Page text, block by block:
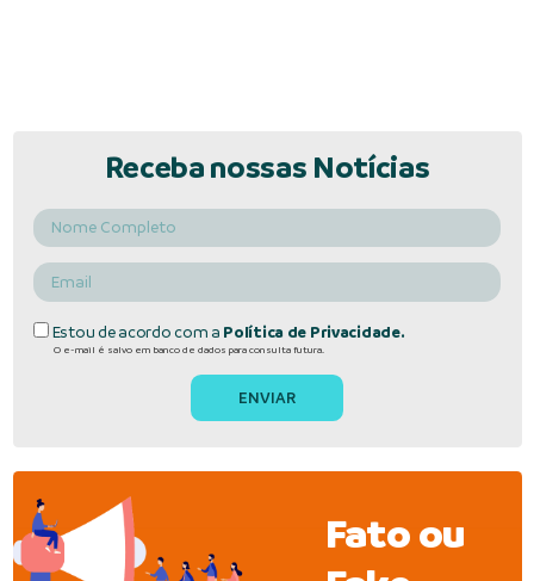
Receba nossas Notícias
Estou de acordo com a Política de Privacidade.
O e-mail é salvo em banco de dados para consulta futura.
Fato ou